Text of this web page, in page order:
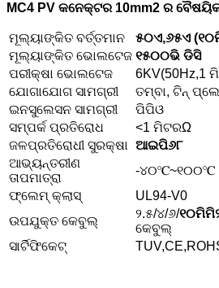
MC4 PV କନେକ୍ଟର 10mm2 ର
ମୂଲ୍ୟାଙ୍କିତ ବର୍ତ୍ତମାନ
୫୦ଏ,୬୫ଏ
ମୂଲ୍ୟାଙ୍କିତ ଭୋଲଟେଜ ୧୫୦୦ଭି ଡିସି
ପରୀକ୍ଷା ଭୋଲଟେଜ
6KV(50Hz,1
ଯୋଗାଯୋଗ ସାମଗ୍ରୀ
ତମ୍ବା, ଟିନ୍
ଇନସୁଲେସନ ସାମଗ୍ରୀ
ପିପିଓ
ସମ୍ପର୍କ ପ୍ରତିରୋଧ
<1 ମିଟରΩ
ଜଳପ୍ରତିରୋଧୀ ସୁରକ୍ଷା ଆଇପି୬୮
ଆଭ୍ୟନ୍ତରୀଣ
ତାପମାତ୍ରା
-୪୦℃~୧୦୦℃
ଫ୍ଲେମ୍ କ୍ଲାସ୍
UL94-V0
ଉପଯୁକ୍ତ କେବୁଲ୍
୨.୫/୪/୬/
କେବୁଲ୍
ସାର୍ଟିଫିକେଟ୍